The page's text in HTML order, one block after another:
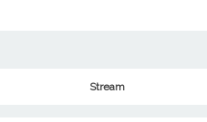
Stream